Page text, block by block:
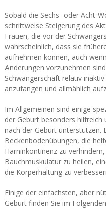
Sobald die Sechs- oder Acht-
schrittweise Steigerung des
Frauen, die vor der
wahrscheinlich, dass sie
aufnehmen können, auch
Änderungen vorzunehmen
Schwangerschaft relativ
anzufangen und allmählich
Im Allgemeinen sind einige
der Geburt besonders hilfreich
nach der Geburt unterstützen.
Beckenbodenübungen, die
Harninkontinenz zu
Bauchmuskulatur zu heilen,
die Körperhaltung zu
Einige der einfachsten, aber
Geburt finden Sie im